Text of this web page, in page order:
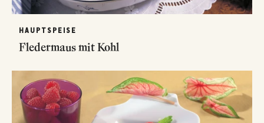
HAUPTSPEISE
Fledermaus mit Kohl